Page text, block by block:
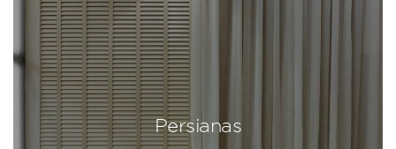
Persianas